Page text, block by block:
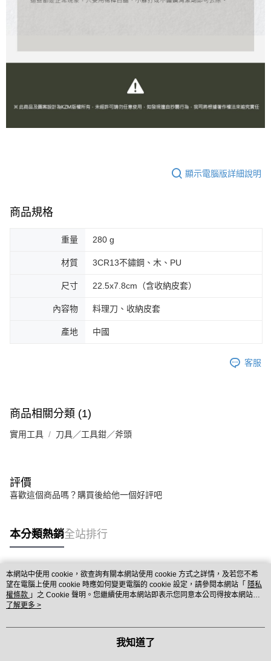
顯示電腦版詳細說明
商品規格
重量 280 g
材質 3CR13不鏽鋼、木、PU
尺寸 22.5x7.8cm（含收納皮套）
內容物 料理刀、收納皮套
產地 中國
客服
商品相關分類 (1)
實用工具 刀具／工具鉗／斧頭
評價
喜歡這個商品嗎？購買後給他一個好評吧
本分類熱銷全站排行
熱門標籤
本網站中使用 cookie，欲查詢有關本網站使用 cookie 方式之詳情，及若您不希
望在電腦上使用 cookie 時應如何變更電腦的 cookie 設定，請參閱本網站「 隱私
權條款 」之 Cookie 聲明。您繼續使用本網站即表示您同意本公司得按本網站使
用條款之 Cookie 聲明使用 cookie。
了解更多 >
我知道了